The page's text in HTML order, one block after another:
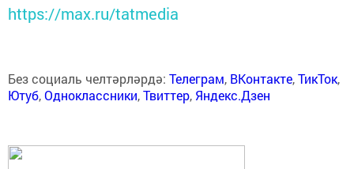
https://max.ru/tatmedia
Без социаль челтәрләрдә: Телеграм, ВКонтакте,ТикТок,
Ютуб,Одноклассники,Твиттер, Яндекс.Дзен